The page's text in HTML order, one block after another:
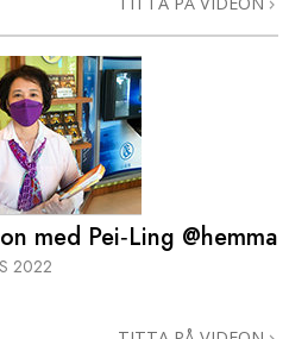
med Pei‑Ling @hemma
2022